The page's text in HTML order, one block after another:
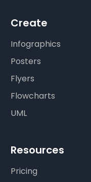
Create
Infographics
Posters
Flyers
Flowcharts
UML
Resources
Pricing